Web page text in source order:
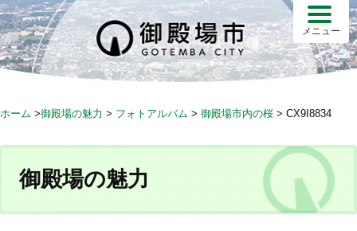
S
k
i
p
o
メニュー
ホーム >御殿場の魅力 > フォトアルバム > 御殿場市内の桜 > CX9I8834
御殿場の魅力